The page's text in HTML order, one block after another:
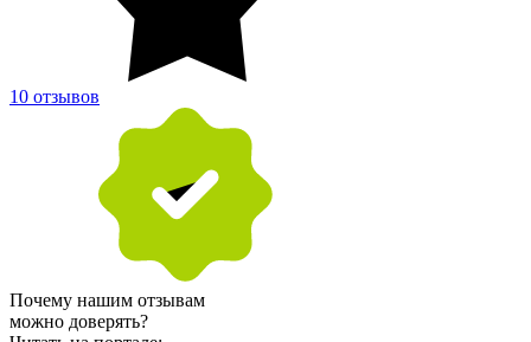
10 отзывов
Почему нашим отзывам
можно доверять?